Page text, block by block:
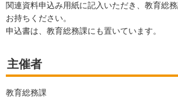
関連資料申込み用紙に記入いただき、教育総
お持ちください。
申込書は、教育総務課にも置いています。
主催者
教育総務課